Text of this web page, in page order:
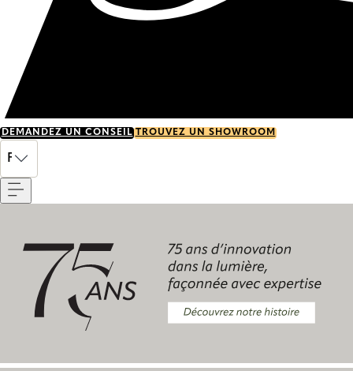
DEMANDEZ UN CONSEIL TROUVEZ UN SHOWROOM
FR